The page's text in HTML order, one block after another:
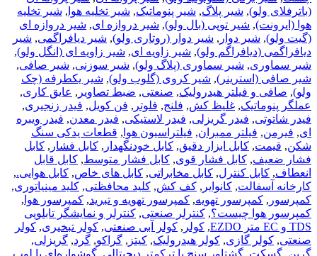
(باترفلای ولو), شیر پلاگ, شیر پنوماتیک, شیر تخلیه هوا , شیر تخلیه
هوا (ایرونت), شیر توپی (بال ولو), شیر دروازه ای, شیر دروازه ای
(گیت ولو), شیر دوار , شیر دوار (روتاری ولو), شیر دیافراگمی, شیر
دیافراگمی (دیافراگم ولو), شیر زاویه ای, شیر زاویه ای (انگل ولو),
شیر سماوری, شیر سماوری (پلاگ ولو), شیر سوزنی, شیر صافی,
شیر صافی (استرینر), شیر کروی (گلوب ولو), شیر یکطرفه (چک
ولو), صافی و فیلتر هیدرولیک, صنعتی, ضبط تصاویر , عایق کاری,
عملگر پنوماتیک, غلیظ کش, فلنج, فلوتر , فن کویل, فیدر زنجیری,
فیدر شاتوتی, فیدر گریزلی, فیدر لاستیکی, فیدر معدن, فیدر ویبره
ای, فیرمن, فیلتر ممبران, فیلتراسیون هوا , قطعات یدکی سنگ
شکن, قیمت, کابل ابزار دقیق, کابل خودنگهدار , کابل فشار , کابل
فشار ضعیف, کابل فشار قوی, کابل فشار متوسط, کابل قابل
انعطاف, کابل کنترل, کابل مخابراتی, کابل های خاص, کابل هوایی.,
کارخانه آسفالت, کانوایر , کف کش, کلید محافظتی, کلید مینیاتوری,
کمپرسور , کمپرسور تهویه, کمپرسور تهویه و تبرید, کمپرسور هوا ,
کمپرسور هوا چیست؟, کنترلر صنعتی, کنترلر و نمایشگر تابلویی
TDS و EC متر EZDO
, کولر , کولر آبی صنعتی, کولر تبخیری, کولر
صنعتی, کولر گازی, کولر هیدرولیک, کیتز , گراکو, گرد, گریزلی,
گرین, گسکت, گشتاور سنج یا ترکمتر دیجیتالی, گوشواره‌ای یا لوب,